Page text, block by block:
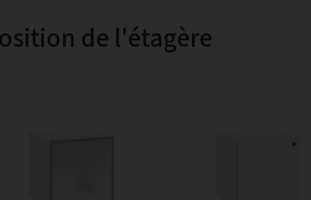
de l'étagère